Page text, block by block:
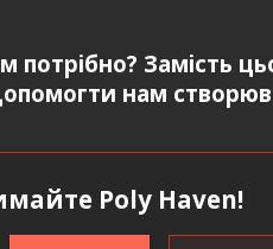
потрібно? Замість
нам
Poly Haven!